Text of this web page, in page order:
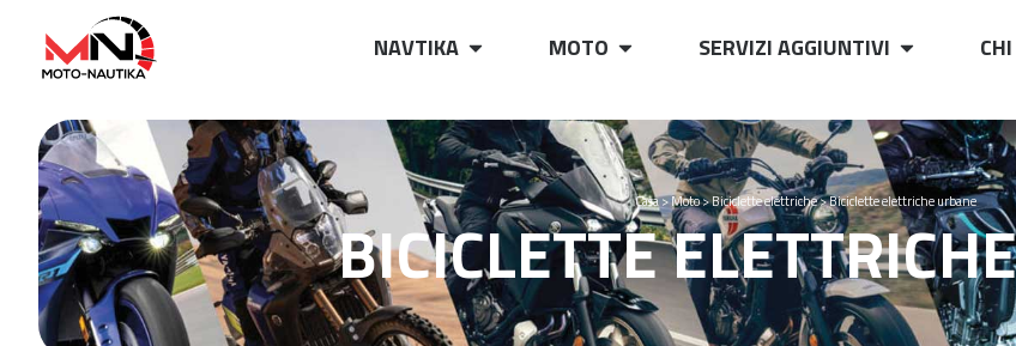
NAVTIKA MOTO SERVIZI AGGIUNTIVI
Casa>Moto>Biciclette elettriche>Biciclette elettriche urbane
BICICLETTE